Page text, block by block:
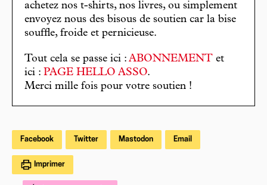
achetez nos t-shirts, nos livres, ou simplement
envoyez nous des bisous de soutien car la bise
souffle, froide et pernicieuse.
Tout cela se passe ici : ABONNEMENT et
ici : PAGE HELLO ASSO.
Merci mille fois pour votre soutien !
Facebook Twitter Mastodon Email
Imprimer